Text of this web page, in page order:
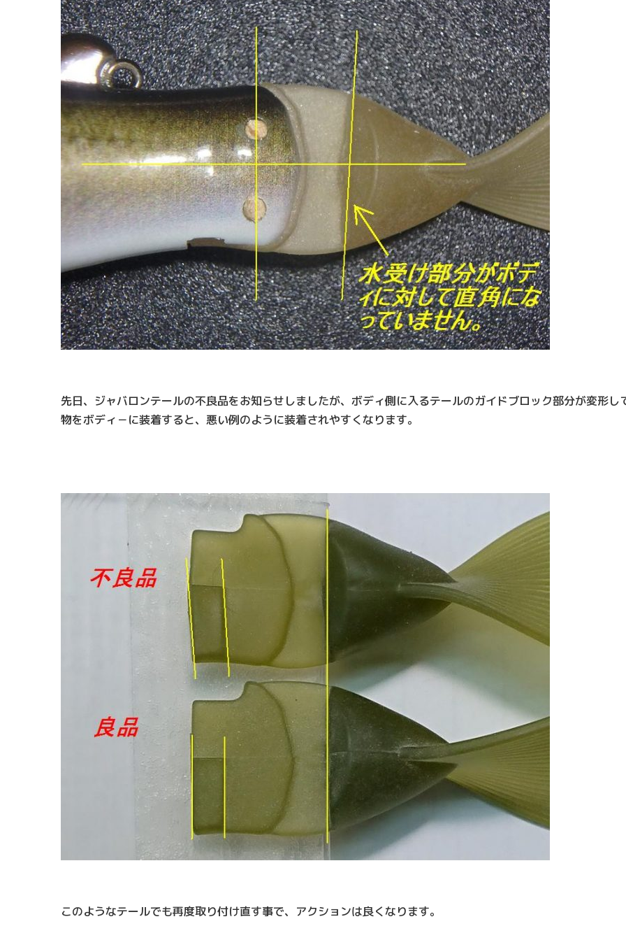
先日、ジャバロンテールの不良品をお知らせしましたが、ボディ側に入るテールのガイドブロック部分が変形し
物をボディ－に装着すると、悪い例のように装着されやすくなります。
このようなテールでも再度取り付け直す事で、アクションは良くなります。